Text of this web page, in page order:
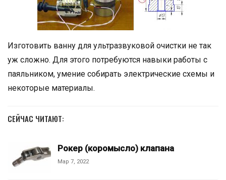
Изготовить ванну для ультразвуковой очистки не так
уж сложно. Для этого потребуются навыки работы с
паяльником, умение собирать электрические схемы и
некоторые материалы.
СЕЙЧАС ЧИТАЮТ:
Рокер (коромысло) клапана
Мар 7, 2022